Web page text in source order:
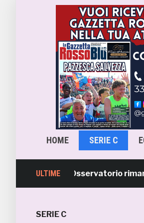
HOME SERIE C
ULTIME
Samb, l’Osservatorio rimanda
SERIE C